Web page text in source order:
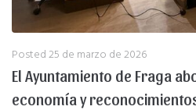
Posted25 de marzo de 2026
El Ayuntamiento de Fraga
economía y